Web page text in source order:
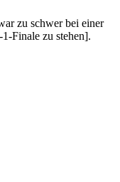
zu schwer bei einer
Finale zu stehen].